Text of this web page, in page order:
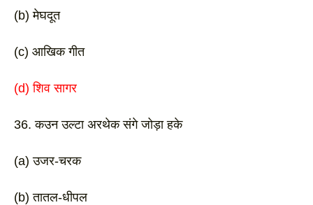
(b) मेघदूत
(c) आखिक गीत
(d) शिव सागर
36. कउन उल्टा अरथेक संगे जोड़ा हके
(a) उजर-चरक
(b) तातल-धीपल